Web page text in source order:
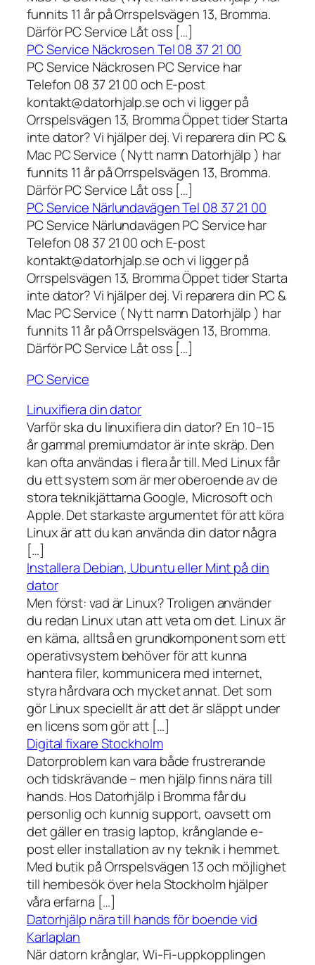
funnits 11 år på Orrspelsvägen 13, Bromma.
Därför PC Service Låt oss […]
PC Service Näckrosen Tel 08 37 21 00
PC Service Näckrosen PC Service har
Telefon 08 37 21 00 och E-post
kontakt@datorhjalp.se och vi ligger på
Orrspelsvägen 13, Bromma Öppet tider Starta
inte dator? Vi hjälper dej. Vi reparera din PC &
Mac PC Service ( Nytt namn Datorhjälp ) har
funnits 11 år på Orrspelsvägen 13, Bromma.
Därför PC Service Låt oss […]
PC Service Närlundavägen Tel 08 37 21 00
PC Service Närlundavägen PC Service har
Telefon 08 37 21 00 och E-post
kontakt@datorhjalp.se och vi ligger på
Orrspelsvägen 13, Bromma Öppet tider Starta
inte dator? Vi hjälper dej. Vi reparera din PC &
Mac PC Service ( Nytt namn Datorhjälp ) har
funnits 11 år på Orrspelsvägen 13, Bromma.
Därför PC Service Låt oss […]
PC Service
Linuxifiera din dator
Varför ska du linuxifiera din dator? En 10–15
år gammal premiumdator är inte skräp. Den
kan ofta användas i flera år till. Med Linux får
du ett system som är mer oberoende av de
stora teknikjättarna Google, Microsoft och
Apple. Det starkaste argumentet för att köra
Linux är att du kan använda din dator några
[…]
Installera Debian, Ubuntu eller Mint på din
dator
Men först: vad är Linux? Troligen använder
du redan Linux utan att veta om det. Linux är
en kärna, alltså en grundkomponent som ett
operativsystem behöver för att kunna
hantera filer, kommunicera med internet,
styra hårdvara och mycket annat. Det som
gör Linux speciellt är att det är släppt under
en licens som gör att […]
Digital fixare Stockholm
Datorproblem kan vara både frustrerande
och tidskrävande – men hjälp finns nära till
hands. Hos Datorhjälp i Bromma får du
personlig och kunnig support, oavsett om
det gäller en trasig laptop, krånglande e-
post eller installation av ny teknik i hemmet.
Med butik på Orrspelsvägen 13 och möjlighet
till hembesök över hela Stockholm hjälper
våra erfarna […]
Datorhjälp nära till hands för boende vid
Karlaplan
När datorn krånglar, Wi-Fi-uppkopplingen